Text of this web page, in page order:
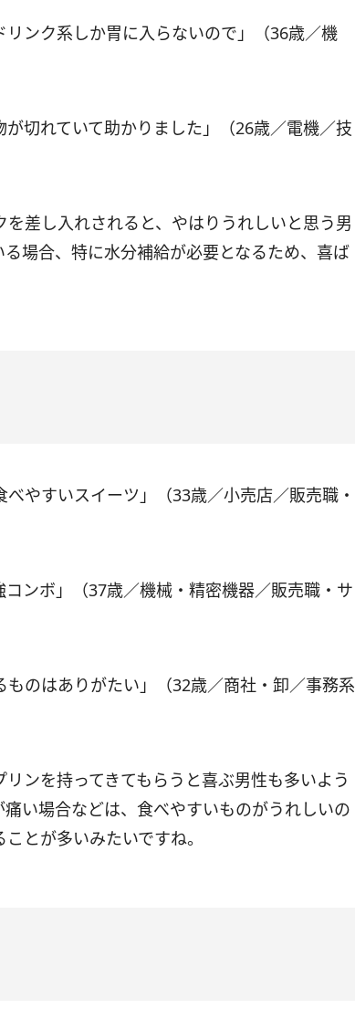
リンク系しか胃に入らないので」（36歳／機
切れていて助かりました」（26歳／電機／技
差し入れされると、やはりうれしいと思う男
場合、特に水分補給が必要となるため、喜ば
やすいスイーツ」（33歳／小売店／販売職・
ンボ」（37歳／機械・精密機器／販売職・サ
ものはありがたい」（32歳／商社・卸／事務系
ンを持ってきてもらうと喜ぶ男性も多いよう
い場合などは、食べやすいものがうれしいの
とが多いみたいですね。